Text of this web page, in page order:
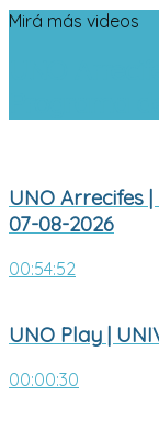
Mirá más videos
UNO Arrecifes
07-08-2026
00:54:52
UNO Play |
00:00:30